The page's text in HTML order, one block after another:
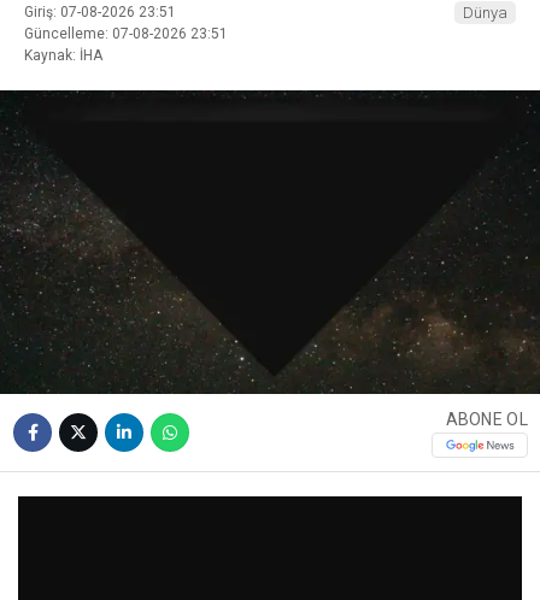
Giriş: 07-08-2026 23:51
Güncelleme: 07-08-2026 23:51
Kaynak: İHA
Dünya
ABONE OL